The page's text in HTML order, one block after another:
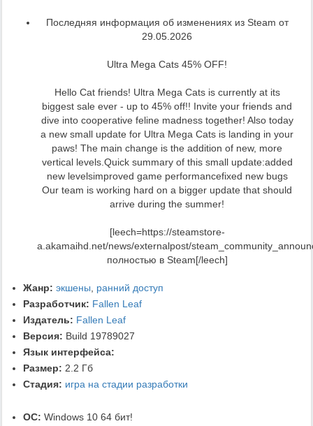
Последняя информация об изменениях из Steam от
29.05.2026
Ultra Mega Cats 45% OFF!
Hello Cat friends! Ultra Mega Cats is currently at its
biggest sale ever - up to 45% off!! Invite your friends and
dive into cooperative feline madness together! Also today
a new small update for Ultra Mega Cats is landing in your
paws! The main change is the addition of new, more
vertical levels.Quick summary of this small update:added
new levelsimproved game performancefixed new bugs
Our team is working hard on a bigger update that should
arrive during the summer!
[leech=https://steamstore-
a.akamaihd.net/news/externalpost/
полностью в Steam[/leech]
Жанр: экшены
ранний доступ
Разработчик: Fallen Leaf
Издатель: Fallen Leaf
Версия: Build 19789027
Язык интерфейса:
Размер: 2.2 Гб
Стадия: игра на стадии разработки
ОС: Windows 10 64 бит!